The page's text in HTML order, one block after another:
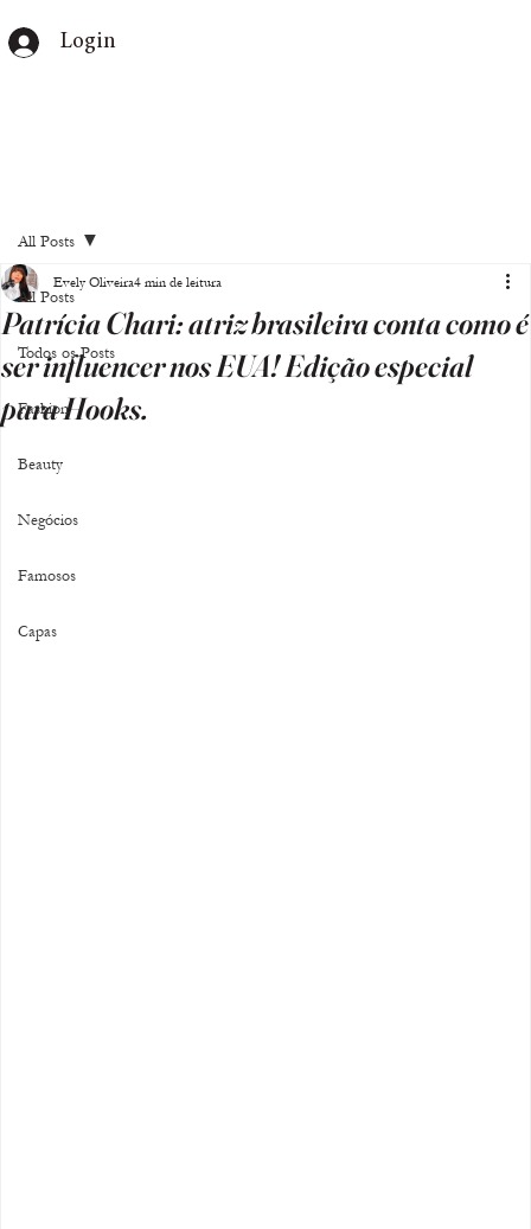
Login
All Posts
Todos os Posts
Fashion
Beauty
Negócios
Famosos
Capas
All Posts
Patrícia Chari: atriz brasileira conta como é
ser influencer nos EUA! Edição especial
para Hooks.
Evely Oliveira4 min de leitura